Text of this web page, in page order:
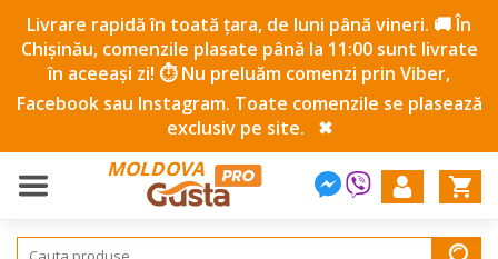
Livrare rapidă în toată țara, de luni până vineri. 🚚 În
Chișinău, comenzile plasate până la 11:00 sunt livrate
în aceeași zi! ⏱️ Nu preluăm comenzi prin Viber,
Facebook sau Instagram. Toate comenzile se plasează
exclusiv pe site.
✖
MOLDOVA